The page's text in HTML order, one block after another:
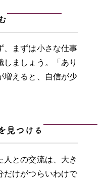
、まずは小さな仕事
しましょう。「あり
増えると、自信が少
見つける
人との交流は、大き
だけがつらいわけで